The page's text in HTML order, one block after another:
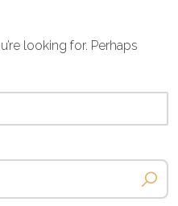
looking for. Perhaps